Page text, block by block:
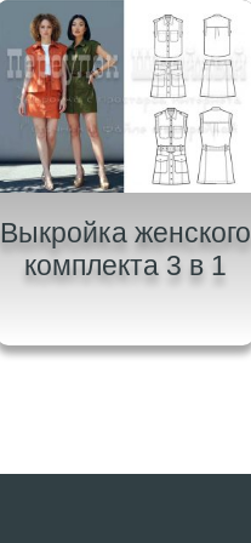
Выкройка женского
комплекта 3 в 1